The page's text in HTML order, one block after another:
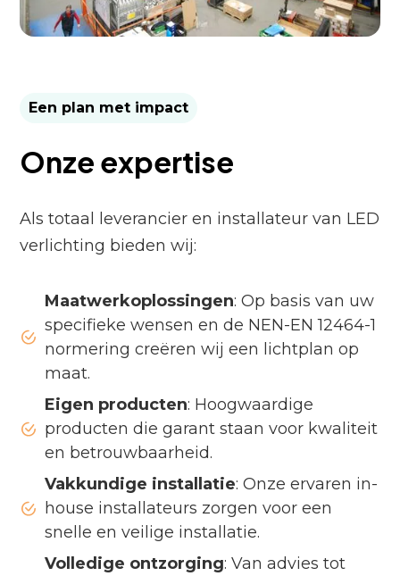
Een plan met impact
Onze expertise
Als totaal leverancier en installateur van LED
verlichting bieden wij:
Maatwerkoplossingen: Op basis van uw
specifieke wensen en de NEN-EN 12464-1
normering creëren wij een lichtplan op
maat.
Eigen producten: Hoogwaardige
producten die garant staan voor kwaliteit
en betrouwbaarheid.
Vakkundige installatie: Onze ervaren in-
house installateurs zorgen voor een
snelle en veilige installatie.
Volledige ontzorging: Van advies tot